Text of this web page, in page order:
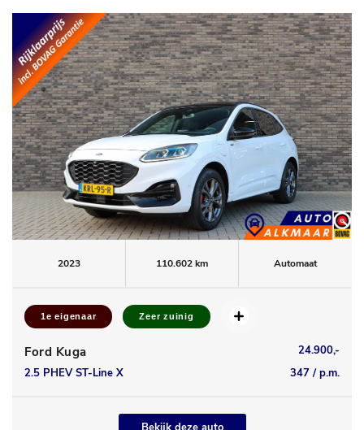
2023 110.602 km Automaat
1e eigenaar Zeer zuinig
Ford Kuga
24.900,-
2.5 PHEV ST-Line X
347 / p.m.